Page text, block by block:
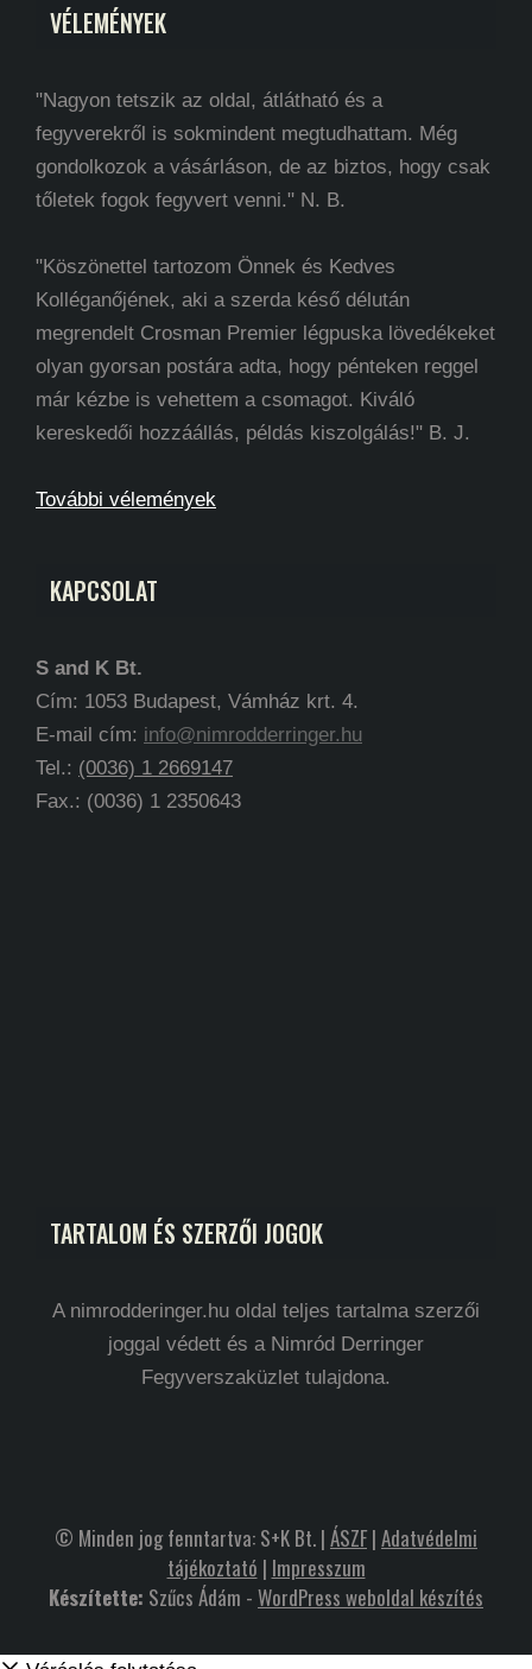
VÉLEMÉNYEK
"Nagyon tetszik az oldal, átlátható és a
fegyverekről is sokmindent megtudhattam. Még
gondolkozok a vásárláson, de az biztos, hogy csak
tőletek fogok fegyvert venni." N. B.
"Köszönettel tartozom Önnek és Kedves
Kolléganőjének, aki a szerda késő délután
megrendelt Crosman Premier légpuska lövedékeket
olyan gyorsan postára adta, hogy pénteken reggel
már kézbe is vehettem a csomagot. Kiváló
kereskedői hozzáállás, példás kiszolgálás!" B. J.
További vélemények
KAPCSOLAT
S and K Bt.
Cím: 1053 Budapest, Vámház krt. 4.
E-mail cím: info@nimrodderringer.hu
Tel.: (0036) 1 2669147
Fax.: (0036) 1 2350643
TARTALOM ÉS SZERZŐI JOGOK
A nimrodderinger.hu oldal teljes tartalma szerzői
joggal védett és a Nimród Derringer
Fegyverszaküzlet tulajdona.
© Minden jog fenntartva: S+K Bt. | ÁSZF| Adatvédelmi
tájékoztató | Impresszum
Készítette: Szűcs Ádám - WordPress weboldal készítés